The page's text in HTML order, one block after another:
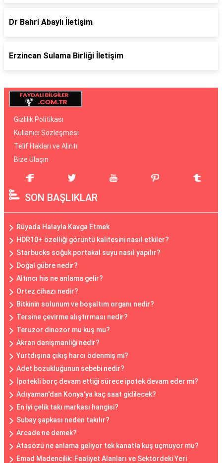
Dr Bahri Abaylı İletişim
Erzincan Sulama Birliği İletişim
Gizlilik Politikası
Kullanıcı Sözleşmesi
Telif Hakları ve Alıntı
Bize Ulaşın
SON BAŞLIKLAR
Rüyada Halayla Kavga Etmek
HDR10+ özelliği görüntü kalitesini nasıl etkiler?
Starbucks soğuk portakal suyu nasıl yapılır?
Doğal gübre nedir?
Altıncı his ne anlama gelir?
Ortez cihazı nedir?
Bitkinin solunum ve boşaltım organı nedir?
Tersine çevirme alıştırması nedir?
Teruzor dinozor mu kuş mu?
Akran danişmanliği nedir?
Yurtdışına çıkış harcı ödenmiş mi?
Adet bozukluğunun sebebi nedir?
İpotekli borç devam ettiği sürece ipotek devam eder mi?
Adıyaman'dan Konya'ya kaç saat gidilecek?
En iyi çelik takı markası hangisi?
Subay şapkası neden takılır?
Arcade ne demek?
Atasözü ne anlama geliyor tek kanatla kuş uçmuyor mu?
Emad Madencilik: Faaliyet Alanları ve Sektördeki Yeri